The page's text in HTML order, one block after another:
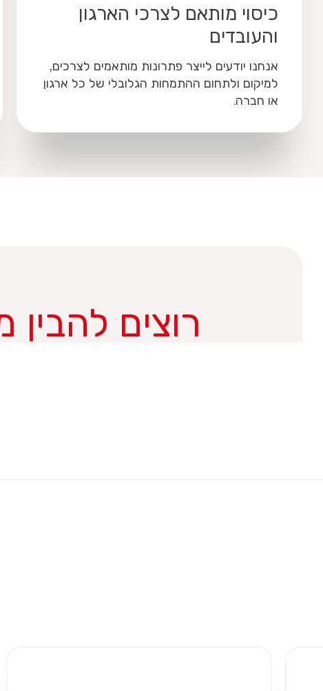
כיסוי מותאם לצרכי הארגון
והעובדים
אנחנו יודעים לייצר פתרונות מותאמים לצרכים,
למיקום ולתחום ההתמחות הגלובלי של כל ארגון
או חברה.
רוצים